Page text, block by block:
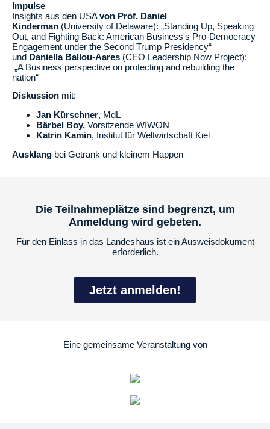
Impulse
Insights aus den USAvon Prof. Daniel
Kinderman (University of Delaware): „Standing Up, Speaking
Out, and Fighting Back: American Business's Pro-Democracy
Engagement under the Second Trump Presidency“
und Daniella Ballou-Aares (CEO Leadership Now Project):
„A Business perspective on protecting and rebuilding the
nation“
Diskussion mit:
Jan Kürschner, MdL
Bärbel Boy, Vorsitzende WIWON
Katrin Kamin, Institut für Weltwirtschaft Kiel
Ausklang bei Getränk und kleinem Happen
Die Teilnahmeplätze sind begrenzt, um
Anmeldung wird gebeten.
Für den Einlass in das Landeshaus ist ein Ausweisdokument
erforderlich.
Jetzt anmelden!
Eine gemeinsame Veranstaltung von